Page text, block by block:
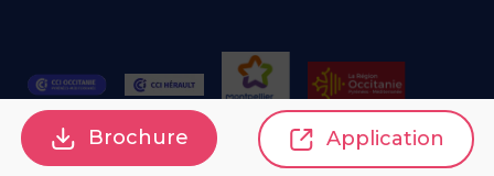
Brochure Application